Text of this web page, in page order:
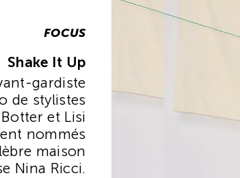
FOCUS
Shake It Up
gardiste
de stylistes
et Lisi
nommés
maison
Nina Ricci.